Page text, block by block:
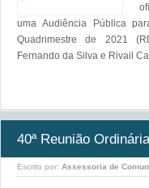
uma Audiência Pública
Quadrimestre de 2021
Fernando da Silva e Rivail
40ª Reunião
Escrito por: Assessoria de